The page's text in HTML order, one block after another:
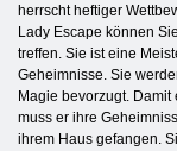
herrscht heftiger
Lady Escape können
treffen. Sie ist eine
Geheimnisse. Sie
Magie bevorzugt.
muss er ihre
ihrem Haus gefangen.